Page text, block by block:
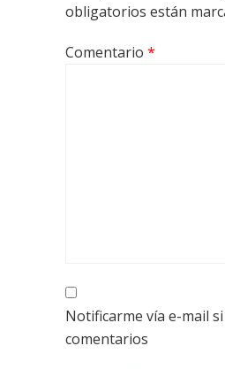
obligatorios están
Comentario *
Notificarme vía e-mail
comentarios